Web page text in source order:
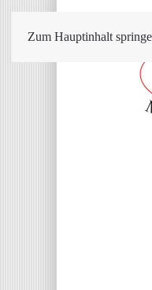
Zum Hauptinhalt